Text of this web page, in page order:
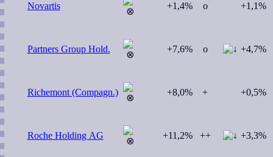
Novartis +1,4% o +1,1%
Partners Group Hold. +7,6% o +4,7%
Richemont (Compagn.) +8,0% + +0,5%
Roche Holding AG +11,2% ++ +3,3%